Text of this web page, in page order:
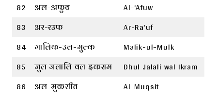
82
अल-अफुव
Al-‘Afuw
83
अर-रउफ
Ar-Ra’uf
84
मालिक-उल-मुल्क
Malik-ul-Mulk
85
जुल जलालि वल इकराम
Dhul Jalali wal Ikram
86
अल-मुकसीत
Al-Muqsit